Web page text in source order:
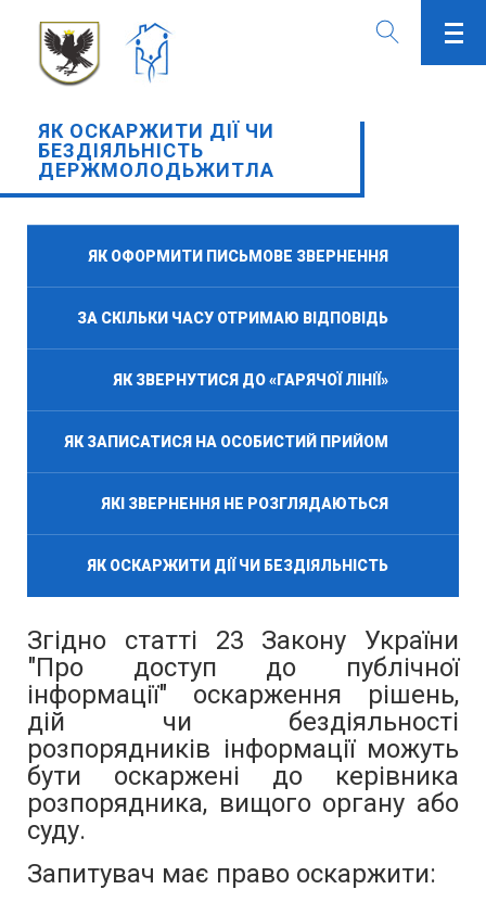
ЯК ОСКАРЖИТИ ДІЇ ЧИ
БЕЗДІЯЛЬНІСТЬ
ДЕРЖМОЛОДЬЖИТЛА
ЯК ОФОРМИТИ ПИСЬМОВЕ ЗВЕРНЕННЯ
ЗА СКІЛЬКИ ЧАСУ ОТРИМАЮ ВІДПОВІДЬ
ЯК ЗВЕРНУТИСЯ ДО «ГАРЯЧОЇ ЛІНІЇ»
ЯК ЗАПИСАТИСЯ НА ОСОБИСТИЙ ПРИЙОМ
ЯКІ ЗВЕРНЕННЯ НЕ РОЗГЛЯДАЮТЬСЯ
ЯК ОСКАРЖИТИ ДІЇ ЧИ БЕЗДІЯЛЬНІСТЬ
Згідно статті 23 Закону України
"Про доступ до публічної
інформації" оскарження рішень,
дій чи бездіяльності
розпорядників інформації можуть
бути оскаржені до керівника
розпорядника, вищого органу або
суду.
Запитувач має право оскаржити: